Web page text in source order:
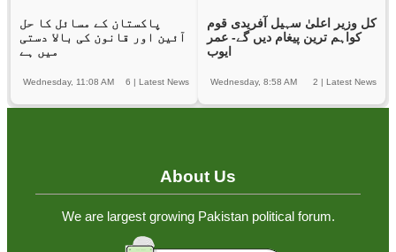
پاکستان کے مسائل کا حل
آئین اور قانون کی بالا دستی
میں ہے
6 | Latest News
Wednesday, 11:08 AM
کل وزیر اعلیٰ سہیل آفریدی قوم
کواہم ترین پیغام دیں گے- عمر
ایوب
2 | Latest News
Wednesday, 8:58 AM
About Us
We are largest growing Pakistan political forum.